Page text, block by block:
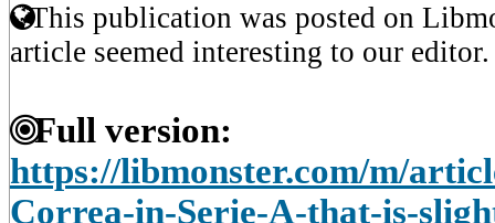
This publication was posted on
article seemed interesting to our editor.
Full version:
https://libmonster.com/m/
Correa-in-Serie-A-that-is-